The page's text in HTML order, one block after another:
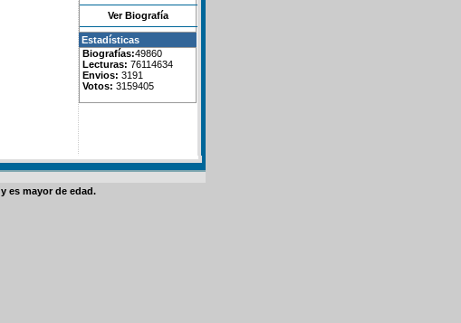
Ver Biografía
Estadísticas
Biografías:49860
Lecturas: 76114634
Envios: 3191
Votos: 3159405
y es mayor de edad.